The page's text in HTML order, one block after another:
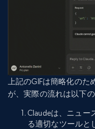
上記のGIFは簡略化のた
が、実際の流れは以下の
Claudeは、ニュー
る適切なツールと